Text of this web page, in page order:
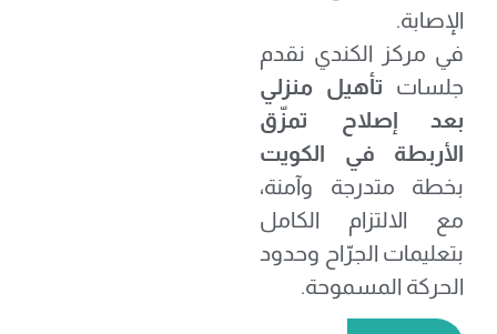
الإصابة.
في مركز الكندي نقدم
جلسات تأهيل منزلي
بعد إصلاح تمزّق
الأربطة في الكويت
بخطة متدرجة وآمنة،
مع الالتزام الكامل
بتعليمات الجرّاح وحدود
الحركة المسموحة.